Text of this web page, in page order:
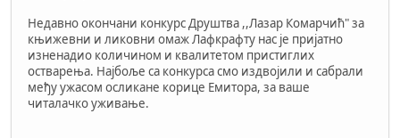
Недавно окончани конкурс Друштва ,,Лазар Комарчић" за
књижевни и ликовни омаж Лафкрафту нас је пријатно
изненадио количином и квалитетом пристиглих
остварења. Најбоље са конкурса смо издвојили и сабрали
међу ужасом осликане корице Емитора, за ваше
читалачко уживање.